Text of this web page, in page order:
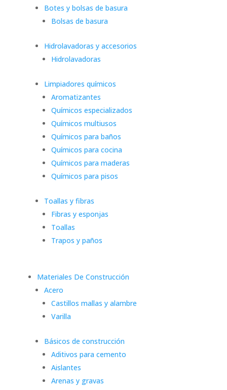
Botes y bolsas de basura
Bolsas de basura
Hidrolavadoras y accesorios
Hidrolavadoras
Limpiadores químicos
Aromatizantes
Químicos especializados
Químicos multiusos
Químicos para baños
Químicos para cocina
Químicos para maderas
Químicos para pisos
Toallas y fibras
Fibras y esponjas
Toallas
Trapos y paños
Materiales De Construcción
Acero
Castillos mallas y alambre
Varilla
Básicos de construcción
Aditivos para cemento
Aislantes
Arenas y gravas